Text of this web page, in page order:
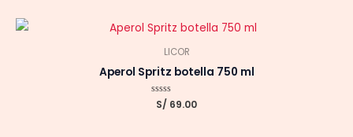
LICOR
Aperol Spritz botella 750 ml
Valorado
con
S/ 69.00